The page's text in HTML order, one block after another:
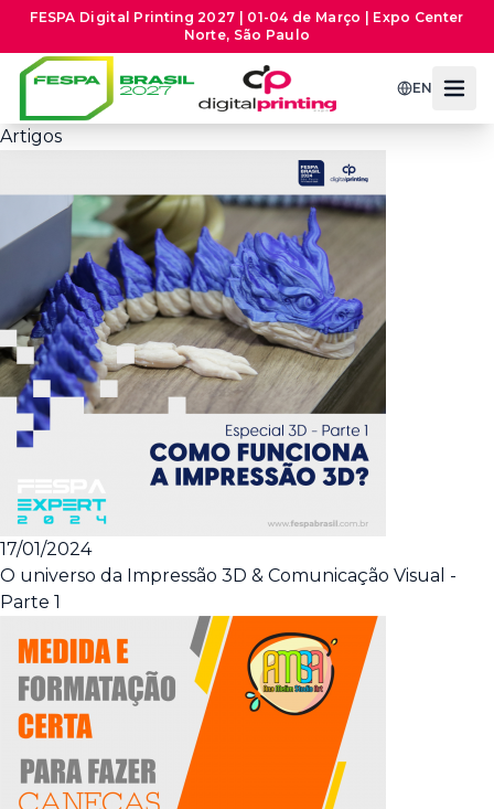
FESPA Digital Printing 2027 | 01-04 de Março | Expo Center
Norte, São Paulo
EN
Artigos
17/01/2024
O universo da Impressão 3D & Comunicação Visual -
Parte 1